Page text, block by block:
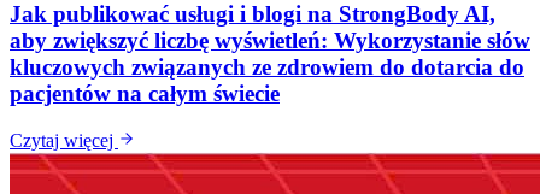
Jak publikować usługi i blogi na StrongBody AI,
aby zwiększyć liczbę wyświetleń: Wykorzystanie słów
kluczowych związanych ze zdrowiem do dotarcia do
pacjentów na całym świecie
Czytaj więcej